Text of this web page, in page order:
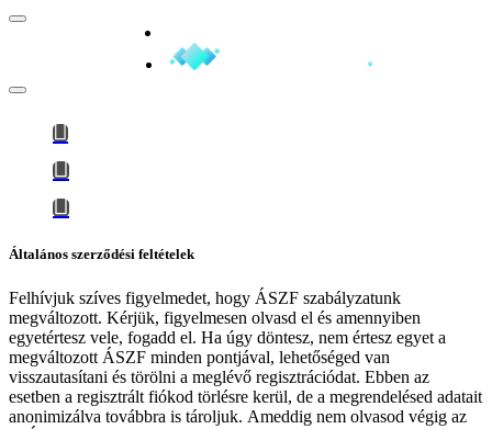
Általános szerződési feltételek
Felhívjuk szíves figyelmedet, hogy ÁSZF szabályzatunk
megváltozott. Kérjük, figyelmesen olvasd el és amennyiben
egyetértesz vele, fogadd el. Ha úgy döntesz, nem értesz egyet a
megváltozott ÁSZF minden pontjával, lehetőséged van
visszautasítani és törölni a meglévő regisztrációdat. Ebben az
esetben a regisztrált fiókod törlésre kerül, de a megrendelésed adatait
anonimizálva továbbra is tároljuk. Ameddig nem olvasod végig az